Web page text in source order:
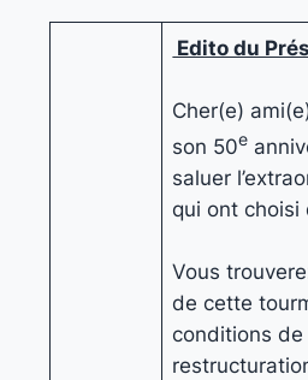
Edito du
Cher(e)
son 50e
saluer
qui ont choisi
Vous
de cette
conditions